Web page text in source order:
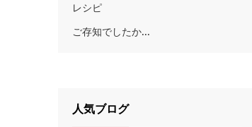
レシピ
ご存知でしたか...
人気ブログ